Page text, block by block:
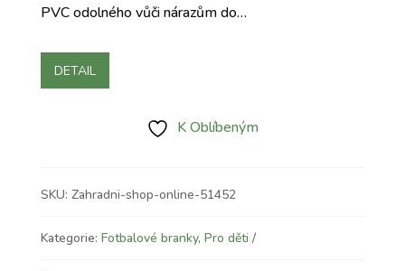
PVC odolného vůči nárazům do…
DETAIL
K Oblíbeným
SKU: Zahradni-shop-online-51452
Kategorie: Fotbalové branky, Pro děti